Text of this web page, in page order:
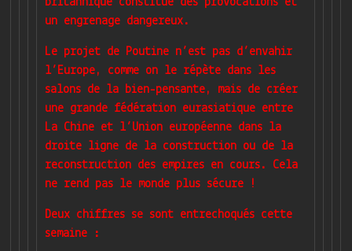
un engrenage dangereux.
Le projet de Poutine n’est pas d’envahir
l’Europe, comme on le répète dans les
salons de la bien-pensante, mais de créer
une grande fédération eurasiatique entre
La Chine et l’Union européenne dans la
droite ligne de la construction ou de la
reconstruction des empires en cours. Cela
ne rend pas le monde plus sécure !
Deux chiffres se sont entrechoqués cette
semaine :